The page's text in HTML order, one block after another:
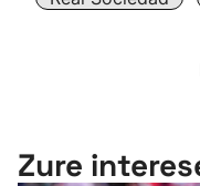
"Helmuga"
Zure